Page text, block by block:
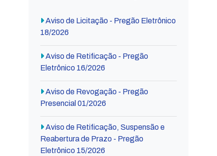
Aviso de Licitação - Pregão Eletrônico
18/2026
Aviso de Retificação - Pregão
Eletrônico 16/2026
Aviso de Revogação - Pregão
Presencial 01/2026
Aviso de Retificação, Suspensão e
Reabertura de Prazo - Pregão
Eletrônico 15/2026